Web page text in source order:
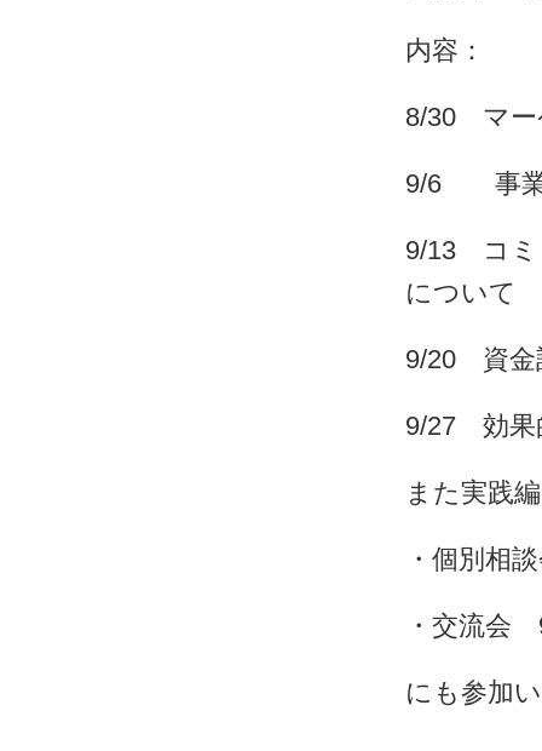
内容：
8/30 マー
9/6 事業
9/13 コミ
について
9/20 資金
9/27 効果
また実践
・個別相
・交流会
にも参加